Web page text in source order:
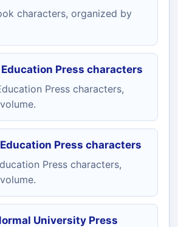
characters, organized by
Education Press characters
Press characters,
Press characters
Press characters,
University Press